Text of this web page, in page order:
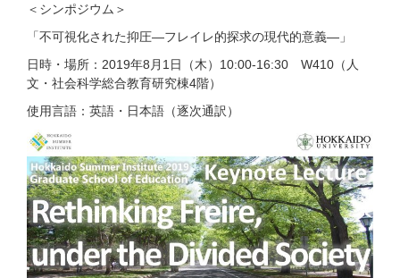
＜シンポジウム＞
「不可視化された抑圧―フレイレ的探求の現代的意義―」
日時・場所：2019年8月1日（木）10:00-16:30 W410（人
文・社会科学総合教育研究棟4階）
使用言語：英語・日本語（逐次通訳）